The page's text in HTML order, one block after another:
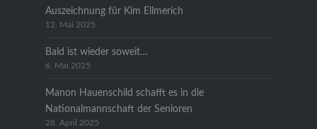
Auszeichnung für Kim Ellmerich
12. Mai 2025
Bald ist wieder soweit…
6. Mai 2025
Manon Hauenschild schafft es in die
Nationalmannschaft der Senioren
28. April 2025